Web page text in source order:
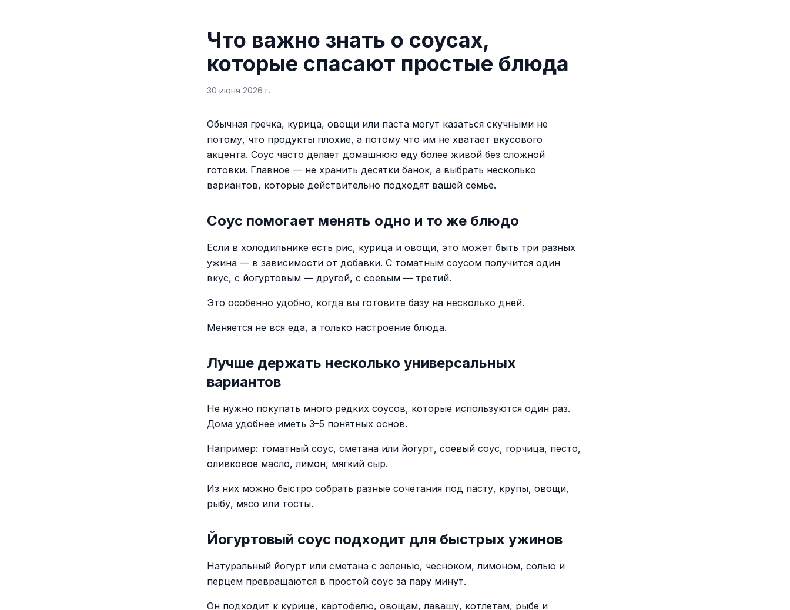
Что важно знать о соусах,
которые спасают простые блюда
30 июня 2026 г.
Обычная гречка, курица, овощи или паста могут казаться скучными не
потому, что продукты плохие, а потому что им не хватает вкусового
акцента. Соус часто делает домашнюю еду более живой без сложной
готовки. Главное — не хранить десятки банок, а выбрать несколько
вариантов, которые действительно подходят вашей семье.
Соус помогает менять одно и то же блюдо
Если в холодильнике есть рис, курица и овощи, это может быть три разных
ужина — в зависимости от добавки. С томатным соусом получится один
вкус, с йогуртовым — другой, с соевым — третий.
Это особенно удобно, когда вы готовите базу на несколько дней.
Меняется не вся еда, а только настроение блюда.
Лучше держать несколько универсальных
вариантов
Не нужно покупать много редких соусов, которые используются один раз.
Дома удобнее иметь 3–5 понятных основ.
Например: томатный соус, сметана или йогурт, соевый соус, горчица, песто,
оливковое масло, лимон, мягкий сыр.
Из них можно быстро собрать разные сочетания под пасту, крупы, овощи,
рыбу, мясо или тосты.
Йогуртовый соус подходит для быстрых ужинов
Натуральный йогурт или сметана с зеленью, чесноком, лимоном, солью и
перцем превращаются в простой соус за пару минут.
Он подходит к курице, картофелю, овощам, лавашу, котлетам, рыбе и